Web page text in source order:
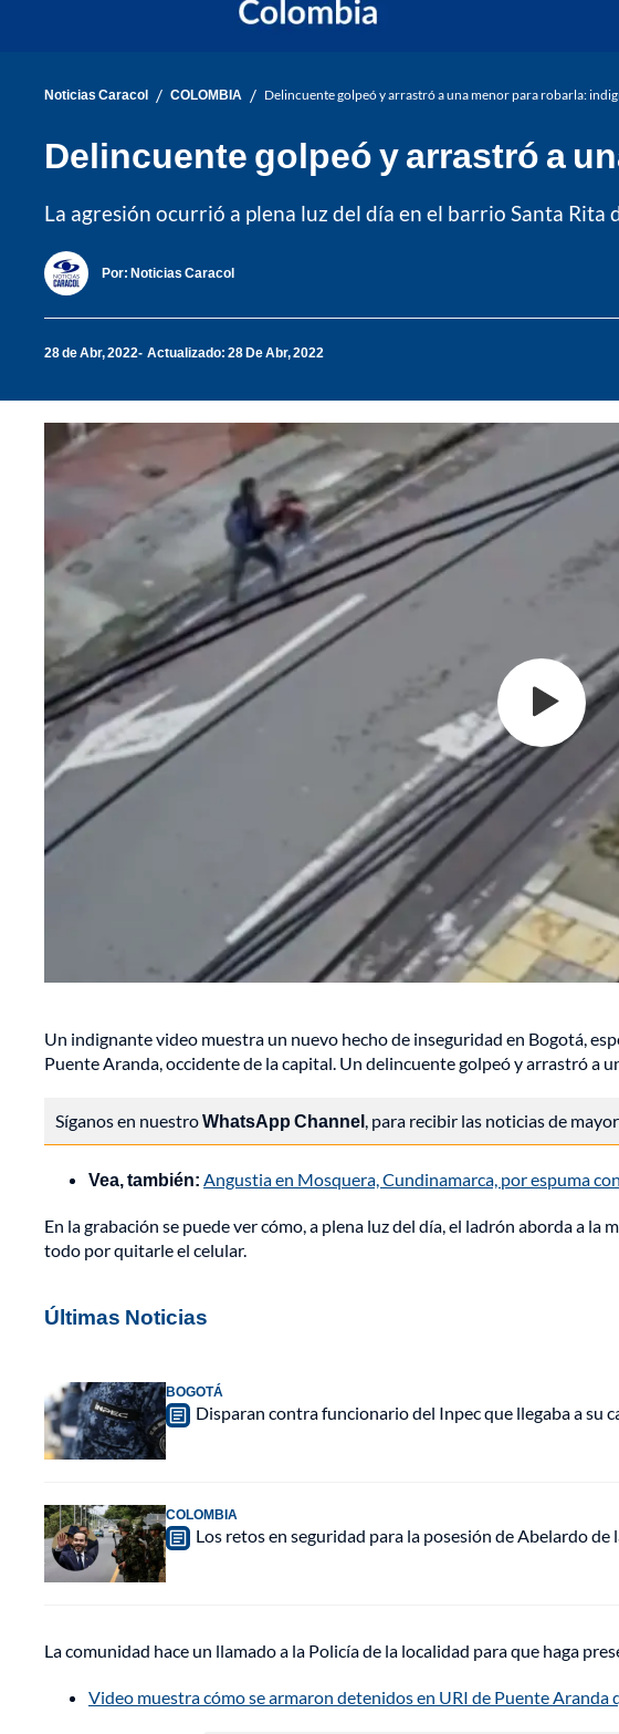
Noticias Caracol / COLOMBIA / Delincuente golpeó y arrastró a una menor para robarla:
Delincuente golpeó y arrastró a
La agresión ocurrió a plena luz del día en el barrio Santa Rita
Por: Noticias Caracol
28 de Abr, 2022 Actualizado: 28 De Abr, 2022
Un indignante video muestra un nuevo hecho de inseguridad en Bogotá,
Puente Aranda, occidente de la capital. Un delincuente golpeó y arrastró a
Síganos en nuestroWhatsApp Channel, para recibir las noticias de
Vea, también: Angustia en Mosquera, Cundinamarca, por espuma
En la grabación se puede ver cómo, a plena luz del día, el ladrón aborda a
todo por quitarle el celular.
Últimas Noticias
BOGOTÁ
Disparan contra funcionario del Inpec que llegaba a su
COLOMBIA
Los retos en seguridad para la posesión de Abelardo de
La comunidad hace un llamado a la Policía de la localidad para que haga
Video muestra cómo se armaron detenidos en URI de Puente